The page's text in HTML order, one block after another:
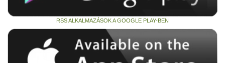
RSS ALKALMAZÁSOK A GOOGLE PLAY-BEN